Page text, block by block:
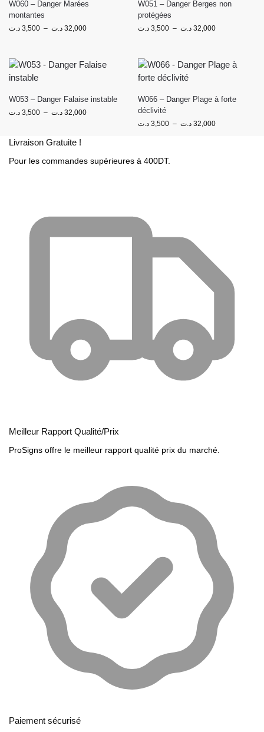
W060 – Danger Marées
montantes
3,500 د.ت – 32,000 د.ت
W051 – Danger Berges non
protégées
3,500 د.ت – 32,000 د.ت
W053 – Danger Falaise instable
3,500 د.ت – 32,000 د.ت
W066 – Danger Plage à forte
déclivité
3,500 د.ت – 32,000 د.ت
Livraison Gratuite !
Pour les commandes supérieures à 400DT.
Meilleur Rapport Qualité/Prix
ProSigns offre le meilleur rapport qualité prix du marché.
Paiement sécurisé